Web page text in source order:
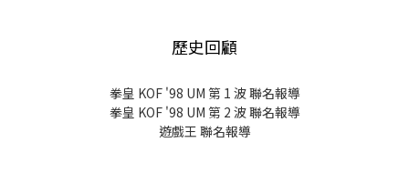
歷史回顧
拳皇 KOF '98 UM 第 1 波 聯名報導
拳皇 KOF '98 UM 第 2 波 聯名報導
遊戲王 聯名報導